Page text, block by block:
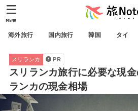
海外旅行 国内旅行 韓国 タイ
MENU
スリランカ PR
スリランカ旅行に必要な現
ランカの現金相場